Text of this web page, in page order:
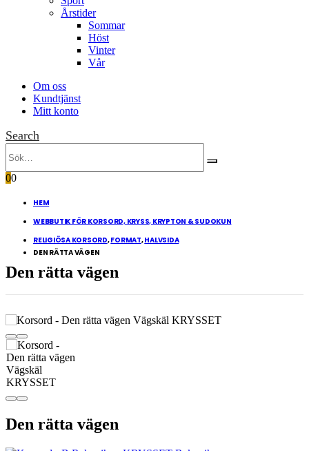
Årstider
Sommar
Höst
Vinter
Vår
Om oss
Kundtjänst
Mitt konto
Search
00
HEM
WEBBUTIK FÖR KORSORD, KRYSS, KRYPTON & SUDOKUN
RELIGIÖSA KORSORD,FORMAT,HALVSIDA
DEN RÄTTA VÄGEN
Den rätta vägen
Den rätta vägen